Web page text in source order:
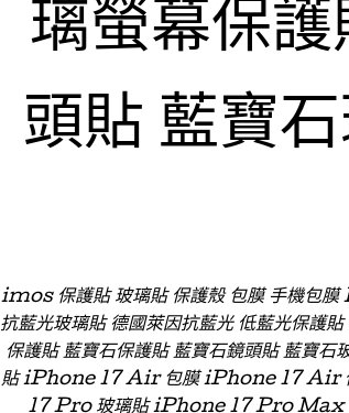
璃螢幕保
頭貼 藍寶
imos 保護貼 玻璃貼 保護殼 包膜 手機包
抗藍光玻璃貼 德國萊因抗藍光 低藍光保護
保護貼 藍寶石保護貼 藍寶石鏡頭貼 藍寶
貼 iPhone 17 Air 包膜 iPhone 17 Air
17 Pro 玻璃貼 iPhone 17 Pro Max